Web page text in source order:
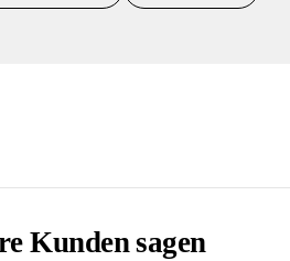
Kunden sagen